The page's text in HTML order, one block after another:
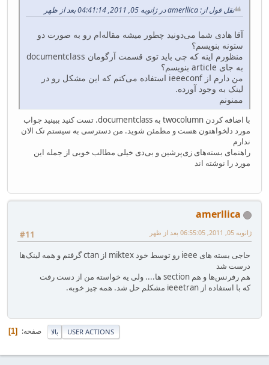
نقل قول از: amerllica در ژانویه 05, 2011, 04:41:14 بعد از ظهر
آقا هادی شما می‌دونید چطور میشه مقاله‌ام رو به صورت دو
ستونه بنویسم؟
منظورم اینه که چی باید توی قسمت آرگومان documentclass
به جای article بنویسم؟
من دارم از ieeeconf استفاده می‌کنم که این مشکل رو در
لینک به وجود آورده.
ممنونم
با اضافه کردن twocolumn به documentclass. تست کنید ببینید جواب
مورد دلخواهتون هست و مطمئن شوید. من دسترسی به سیستم تک الان
ندارم
راهنمای بسته‌های زی‌پرشین و بی‌دی خیلی مطالب خوبی از جمله این
مورد را نوشته اند
amerllica
#11 ژانویه 05, 2011, 06:55:05 بعد از ظهر
حاجی بسته های ieee رو توسط خود miktex از ctan گرفتم و همه لینک‌ها
درست شد
هم رفرنس‌ها و هم section ها.... ولی یه خواسته من از دست رفت
که با استفاده از ieeetran مشکلم حل شد. همه چیز خوبه.
بالا صفحه 1 USER ACTIONS